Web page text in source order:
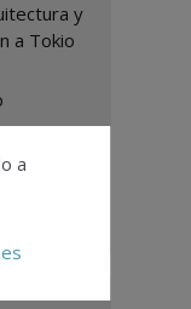
y
a Tokio
del
a